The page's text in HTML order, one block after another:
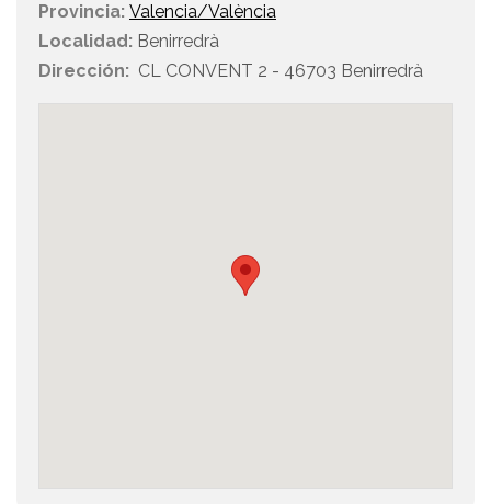
Provincia: Valencia/València
Localidad: Benirredrà
Dirección: CL CONVENT 2 - 46703 Benirredrà